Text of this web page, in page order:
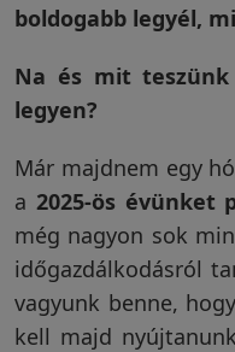
boldogabb legyél,
Na és mit
legyen?
Már majdnem egy
a 2025-ös évünket
még nagyon sok
időgazdálkodásról
vagyunk benne,
kell majd